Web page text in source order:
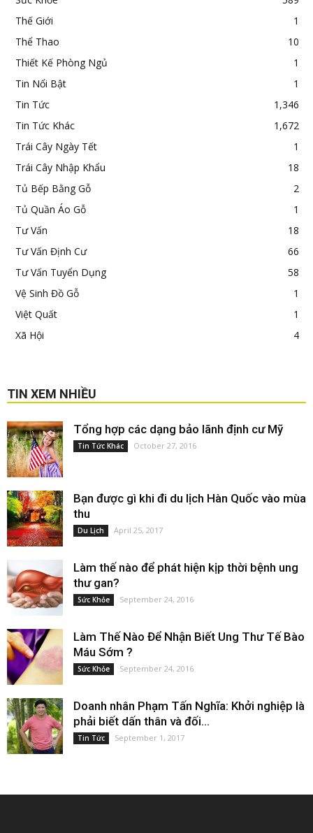
Thế Giới
1
Thể Thao
10
Thiết Kế Phòng Ngủ
1
Tin Nổi Bật
1
Tin Tức
1,346
Tin Tức Khác
1,672
Trái Cây Ngày Tết
1
Trái Cây Nhập Khẩu
18
Tủ Bếp Bằng Gỗ
2
Tủ Quần Áo Gỗ
1
Tư Vấn
18
Tư Vấn Định Cư
66
Tư Vấn Tuyển Dụng
58
Vệ Sinh Đồ Gỗ
1
Việt Quất
1
Xã Hội
4
TIN XEM NHIỀU
Tổng hợp các dạng bảo lãnh định cư Mỹ
Tin Tức Khác October 27, 2016
Bạn được gì khi đi du lịch Hàn Quốc vào mùa
thu
Du Lịch April 25, 2017
Làm thế nào để phát hiện kịp thời bệnh ung
thư gan?
Sức Khỏe September 24, 2016
Làm Thế Nào Để Nhận Biết Ung Thư Tế Bào
Máu Sớm ?
Sức Khỏe September 24, 2016
Doanh nhân Phạm Tấn Nghĩa: Khởi nghiệp là
phải biết dấn thân và đối...
Tin Tức September 1, 2017